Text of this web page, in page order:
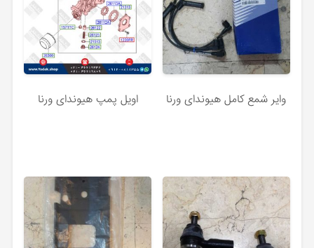
وایر شمع کامل هیوندای ورنا اویل پمپ هیوندای ورنا